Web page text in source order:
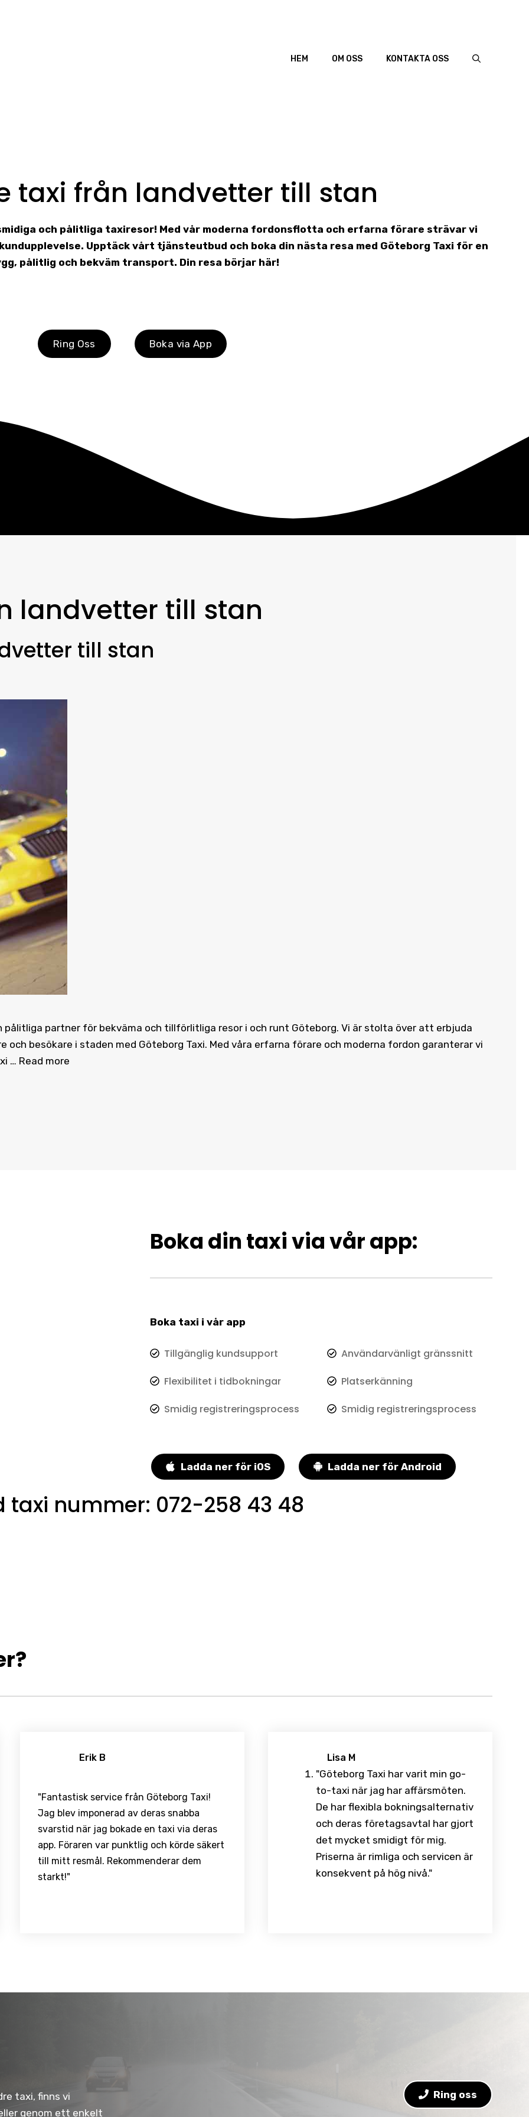
HEM OM OSS KONTAKTA OSS
taxi från landvetter till stan
och pålitliga taxiresor! Med vår moderna fordonsflotta och erfarna förare strävar vi
Upptäck vårt tjänsteutbud och boka din nästa resa med Göteborg Taxi för en
pålitlig och bekväm transport. Din resa börjar här!
Ring Oss Boka via App
landvetter till stan
till stan
pålitliga partner för bekväma och tillförlitliga resor i och runt Göteborg. Vi är stolta över att erbjuda
besökare i staden med Göteborg Taxi. Med våra erfarna förare och moderna fordon garanterar vi
… Read more
Boka din taxi via vår app:
Boka taxi i vår app
Tillgänglig kundsupport
Flexibilitet i tidbokningar
Smidig registreringsprocess
Användarvänligt gränssnitt
Platserkänning
Smidig registreringsprocess
Ladda ner för iOS Ladda ner för Android
taxi nummer: 072-258 43 48
Erik B
"Fantastisk service från Göteborg Taxi!
Jag blev imponerad av deras snabba
svarstid när jag bokade en taxi via deras
app. Föraren var punktlig och körde säkert
till mitt resmål. Rekommenderar dem
starkt!"
Lisa M
"Göteborg Taxi har varit min go-
to-taxi när jag har affärsmöten.
De har flexibla bokningsalternativ
och deras företagsavtal har gjort
det mycket smidigt för mig.
Priserna är rimliga och servicen är
konsekvent på hög nivå."
taxi, finns vi
genom ett enkelt
Ring oss